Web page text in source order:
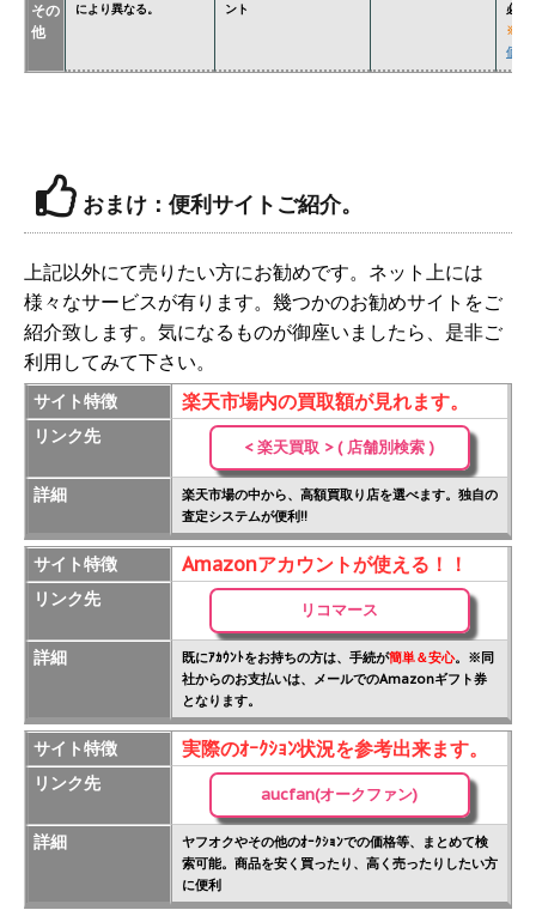
その
他
により異なる。
ント
必要
※
価格
おまけ：便利サイトご紹介。
上記以外にて売りたい方にお勧めです。ネット上には
様々なサービスが有ります。幾つかのお勧めサイトをご
紹介致します。気になるものが御座いましたら、是非ご
利用してみて下さい。
サイト特徴 楽天市場内の買取額が見れます。
リンク先
< 楽天買取 > ( 店舗別検索 )
詳細
楽天市場の中から、高額買取り店を選べます。独自の
査定システムが便利!!
サイト特徴 Amazonアカウントが使える！！
リンク先
リコマース
詳細 既にｱｶｳﾝﾄをお持ちの方は、手続が簡単＆安心。※同
社からのお支払いは、メールでのAmazonギフト券
となります。
サイト特徴 実際のｵｰｸｼｮﾝ状況を参考出来ます。
リンク先
aucfan(オークファン)
詳細
ヤフオクやその他のｵｰｸｼｮﾝでの価格等、まとめて検
索可能。商品を安く買ったり、高く売ったりしたい方
に便利